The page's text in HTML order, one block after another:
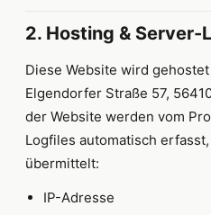
2. Hosting & Server-
Diese Website wird
Elgendorfer Straße 57,
der Website werden vom
Logfiles automatisch
übermittelt:
IP-Adresse